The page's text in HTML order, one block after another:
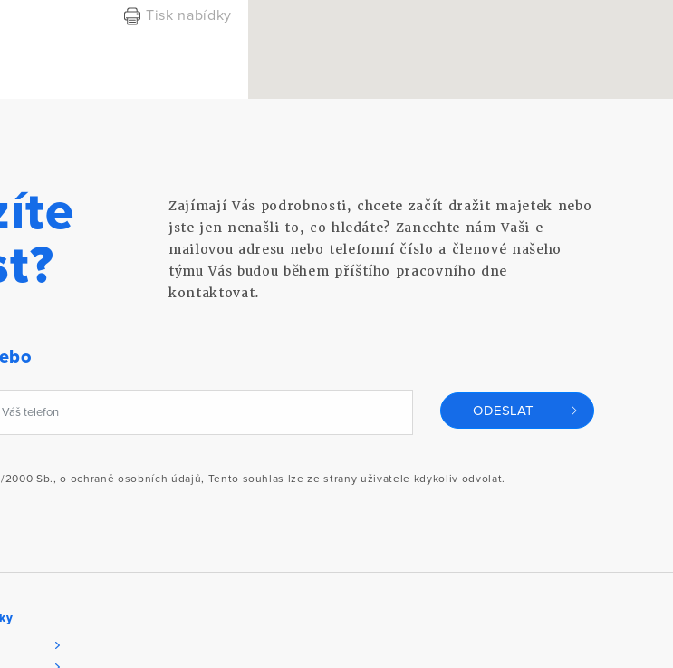
Tisk nabídky
Zajímají Vás podrobnosti, chcete začít dražit majetek nebo
jste jen nenašli to, co hledáte? Zanechte nám Vaši e-
mailovou adresu nebo telefonní číslo a členové našeho
týmu Vás budou během příštího pracovního dne
kontaktovat.
ODESLAT
Sb., o ochraně osobních údajů, Tento souhlas lze ze strany uživatele kdykoliv odvolat.